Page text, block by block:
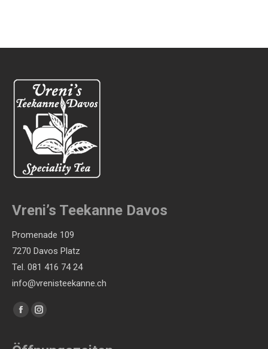
Vreni’s Teekanne Davos
Promenade 109
7270 Davos Platz
Tel. 081 416 74 24
info@vrenisteekanne.ch
Finden Sie uns auf:
FacebookInstagram